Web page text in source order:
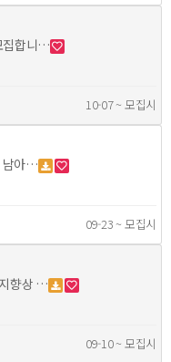
집합니…
10-07 ~ 모집시
남아…
09-23 ~ 모집시
향상 …
09-10 ~ 모집시